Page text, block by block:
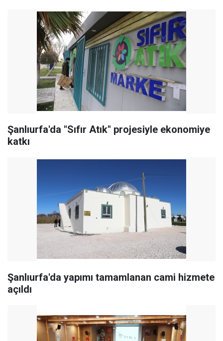
Şanlıurfa'da "Sıfır Atık" projesiyle ekonomiye
katkı
Şanlıurfa'da yapımı tamamlanan cami hizmete
açıldı